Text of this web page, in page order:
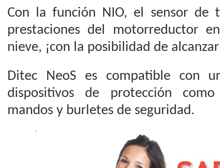
Con la función NIO, el sensor de
prestaciones del motorreductor
nieve, ¡con la posibilidad de
Ditec NeoS es compatible con
dispositivos de protección como
mandos y burletes de seguridad.